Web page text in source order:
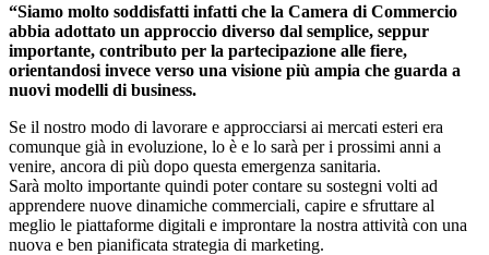
“Siamo molto soddisfatti infatti che la Camera di Commercio
abbia adottato un approccio diverso dal semplice, seppur
importante, contributo per la partecipazione alle fiere,
orientandosi invece verso una visione più ampia che guarda a
nuovi modelli di business.
Se il nostro modo di lavorare e approcciarsi ai mercati esteri era
comunque già in evoluzione, lo è e lo sarà per i prossimi anni a
venire, ancora di più dopo questa emergenza sanitaria.
Sarà molto importante quindi poter contare su sostegni volti ad
apprendere nuove dinamiche commerciali, capire e sfruttare al
meglio le piattaforme digitali e improntare la nostra attività con una
nuova e ben pianificata strategia di marketing.